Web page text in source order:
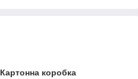
Картонна коробка